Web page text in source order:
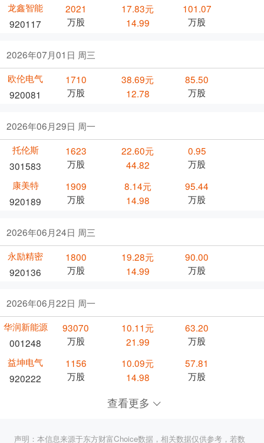
龙鑫智能
920117
2021
万股
17.83元
14.99
101.07
万股
2026年07月01日 周三
欧伦电气
920081
1710
万股
38.69元
12.78
85.50
万股
2026年06月29日 周一
托伦斯
301583
1623
万股
22.60元
44.82
0.95
万股
康美特
920189
1909
万股
8.14元
14.98
95.44
万股
2026年06月24日 周三
永励精密
920136
1800
万股
19.28元
14.99
90.00
万股
2026年06月22日 周一
华润新能源
001248
93070
万股
10.11元
21.99
63.20
万股
益坤电气
920222
1156
万股
10.09元
14.98
57.81
万股
查看更多
声明：本信息来源于东方财富Choice数据，相关数据仅供参考，若数